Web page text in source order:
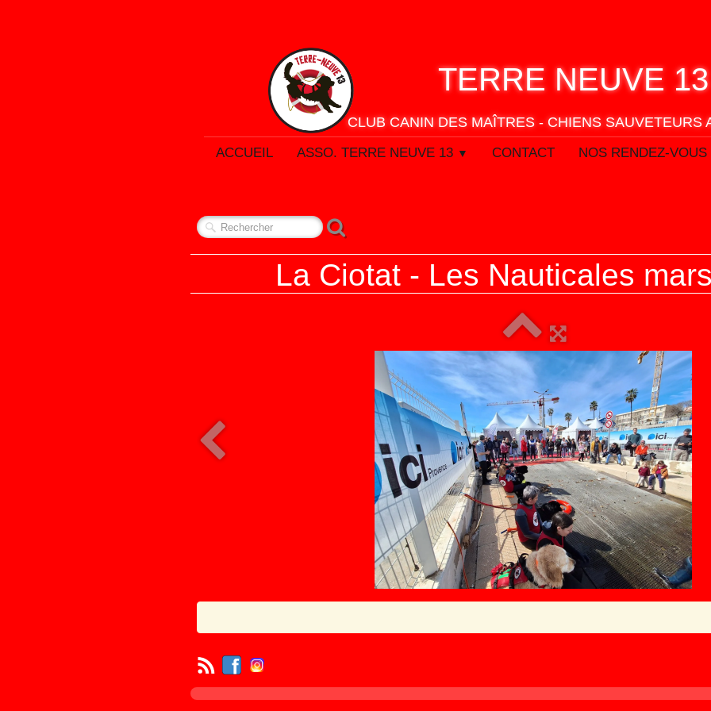
TERRE NEUVE 13
CLUB CANIN DES MAÎTRES - CHIENS SAUVETEURS
ACCUEIL ASSO. TERRE NEUVE 13 ▼ CONTACT NOS RENDEZ-VOUS
La Ciotat - Les Nauticales